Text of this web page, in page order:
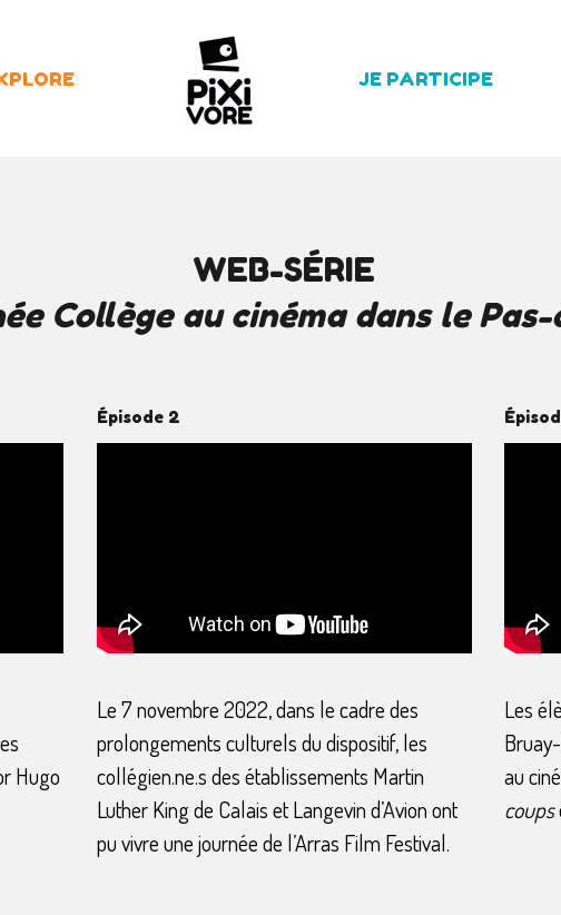
JE PARTICIPE
WEB-SÉRIE
Collège au cinéma dans le
Hugo
Épisode 2
Le 7 novembre 2022, dans le cadre des
prolongements culturels du dispositif, les
collégien.ne.s des établissements Martin
Luther King de Calais et Langevin d’Avion ont
pu vivre une journée de l’Arras Film Festival.
Les
au
coups